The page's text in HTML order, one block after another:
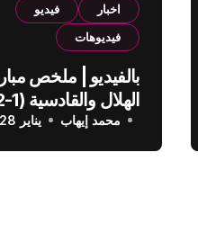
اخبار
فيديو
فيديوهات
بالفيديو | ملخص
الدوري السعودي
محمد إيهاب يناير 28, 2025